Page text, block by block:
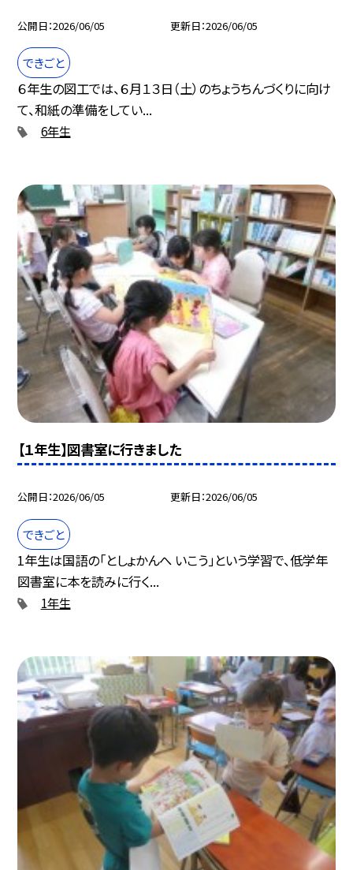
公開日 2026/06/05 更新日 2026/06/05
できごと
６年生の図工では、６月１３日（土）のちょうちんづくりに向け
て、和紙の準備をしてい...
6年生
【１年生】図書室に行きました
公開日 2026/06/05 更新日 2026/06/05
できごと
1年生は国語の「としょかんへ いこう」という学習で、低学年
図書室に本を読みに行く...
1年生